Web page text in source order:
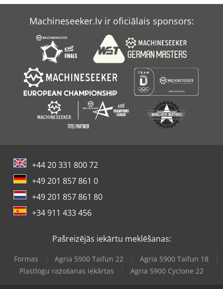
Machineseeker.lv ir oficiālais sponsors:
+44 20 331 800 72
+49 201 857 861 0
+49 201 857 861 80
+34 911 433 456
Pašreizējās iekārtu meklēšanas:
Formas Agria 5900 Taifun 22
Agria 5900 Taifun 18
Plastlogu ražošanas iekārtas
Agria 5900 Cyclone 22